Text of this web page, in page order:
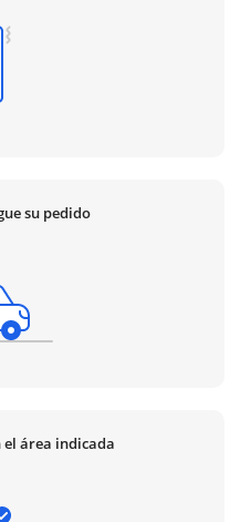
su pedido
el área indicada